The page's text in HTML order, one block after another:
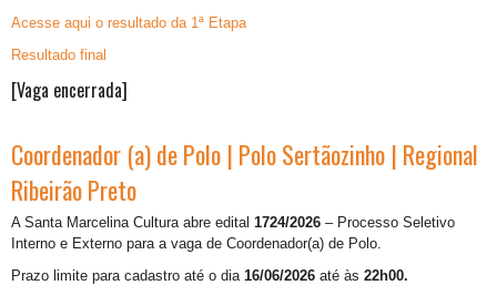
Acesse aqui o resultado da 1ª Etapa
Resultado final
[Vaga encerrada]
Coordenador (a) de Polo | Polo Sertãozinho | Regional
Ribeirão Preto
A Santa Marcelina Cultura abre edital 1724/2026 – Processo Seletivo
Interno e Externo para a vaga de Coordenador(a) de Polo.
Prazo limite para cadastro até o dia16/06/2026 até às 22h00.